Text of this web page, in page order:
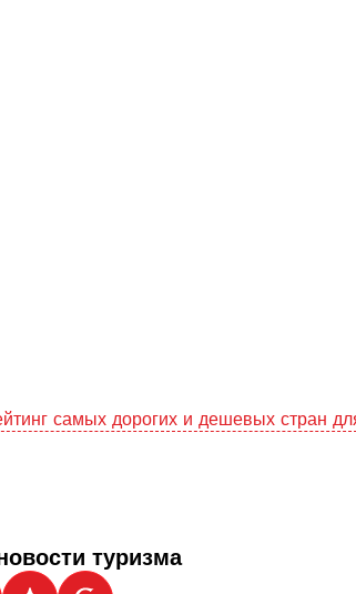
самых дорогих и дешевых стран
туризма